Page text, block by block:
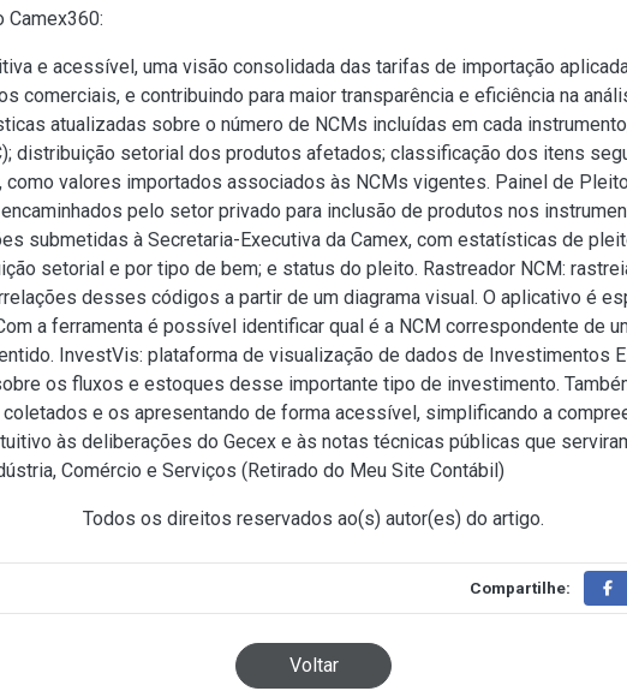
Camex360:
e acessível, uma visão consolidada das tarifas de importação
comerciais, e contribuindo para maior transparência e eficiência na
atualizadas sobre o número de NCMs incluídas em cada
distribuição setorial dos produtos afetados; classificação dos itens
valores importados associados às NCMs vigentes. Painel de
pelo setor privado para inclusão de produtos nos
submetidas à Secretaria-Executiva da Camex, com estatísticas de
setorial e por tipo de bem; e status do pleito. Rastreador NCM:
desses códigos a partir de um diagrama visual. O aplicativo é
a ferramenta é possível identificar qual é a NCM correspondente de
InvestVis: plataforma de visualização de dados de Investimentos
os fluxos e estoques desse importante tipo de investimento.
e os apresentando de forma acessível, simplificando a
às deliberações do Gecex e às notas técnicas públicas que
Comércio e Serviços (Retirado do Meu Site Contábil)
Todos os direitos reservados ao(s) autor(es) do artigo.
Compartilhe:
Voltar